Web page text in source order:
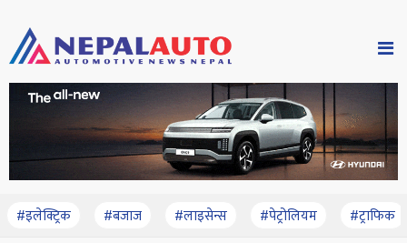
#इलेक्ट्रिक #बजाज #लाइसेन्स #पेट्रोलियम #ट्राफिक